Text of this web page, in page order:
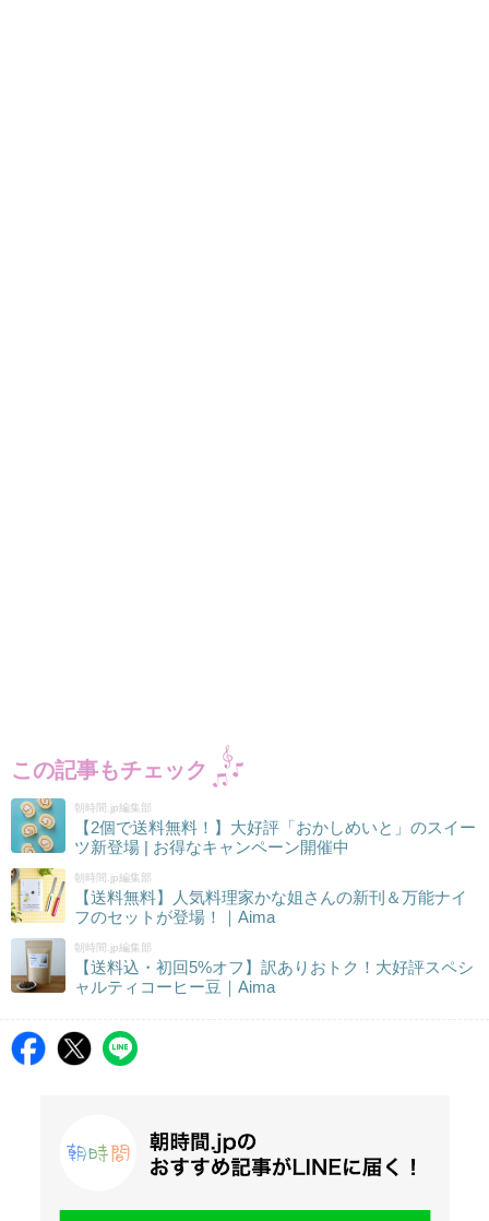
この記事もチェック
朝時間.jp編集部
【2個で送料無料！】大好評「おかしめいと」のスイー
ツ新登場 | お得なキャンペーン開催中
朝時間.jp編集部
【送料無料】人気料理家かな姐さんの新刊＆万能ナイ
フのセットが登場！｜Aima
朝時間.jp編集部
【送料込・初回5%オフ】訳ありおトク！大好評スペシ
ャルティコーヒー豆｜Aima